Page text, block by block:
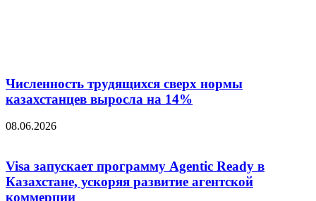
Численность трудящихся сверх нормы
казахстанцев выросла на 14%
08.06.2026
Visa запускает программу Agentic Ready в
Казахстане, ускоряя развитие агентской
коммерции